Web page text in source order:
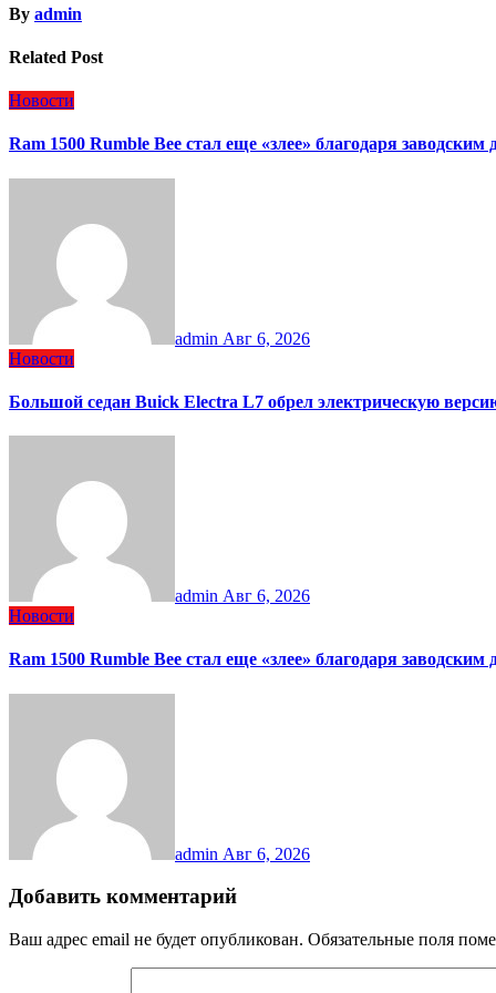
By admin
Related Post
Новости
Ram 1500 Rumble Bee стал еще «злее» благодаря заводским
admin Авг 6, 2026
Новости
Большой седан Buick Electra L7 обрел электрическую
admin Авг 6, 2026
Новости
Ram 1500 Rumble Bee стал еще «злее» благодаря заводским
admin Авг 6, 2026
Добавить комментарий
Ваш адрес email не будет опубликован. Обязательные поля